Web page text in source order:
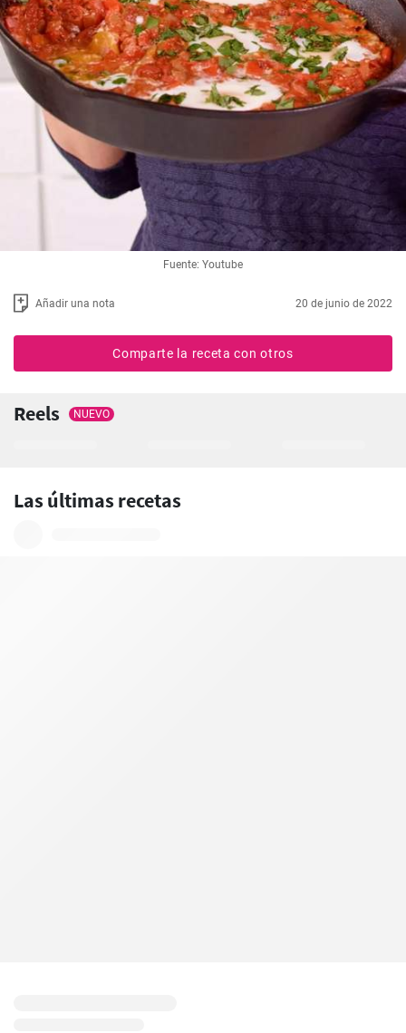
Fuente: Youtube
Añadir una nota 20 de junio de 2022
Comparte la receta con otros
Reels NUEVO
Las últimas recetas